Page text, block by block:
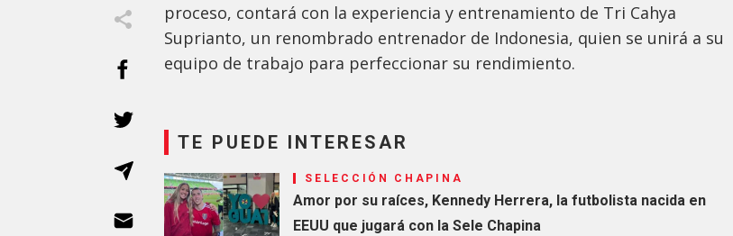
proceso, contará con la experiencia y entrenamiento de Tri Cahya
Suprianto, un renombrado entrenador de Indonesia, quien se unirá a su
equipo de trabajo para perfeccionar su rendimiento.
TE PUEDE INTERESAR
SELECCIÓN CHAPINA
Amor por su raíces, Kennedy Herrera, la futbolista nacida en
EEUU que jugará con la Sele Chapina